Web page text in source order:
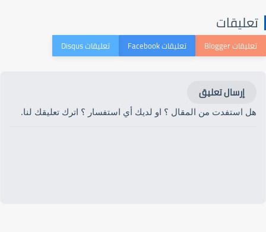
تعليقات
إرسال تعليق
هل استفدت من المقال ؟ او لديك أي استفسار ؟ اترك تعليقك لنا.